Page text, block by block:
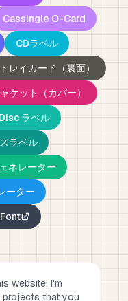
Cassingle O-Card
CDラベル
レイカード（裏面）
ケット（カバー）
ラベル
ラベル
ネレーター
ーター
website! I'm
projects that you